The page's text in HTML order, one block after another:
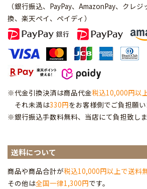
（銀行振込、PayPay、AmazonPay、クレ
換、楽天ペイ、ペイディ ）
※代金引換決済は商品代金税込10,000円以
それ未満は330円をお客様側でご負担願い
※銀行振込手数料無料、当店にて負担致しま
送料について
商品や商品合計が税込10,000円以上で送料
その他は全国一律1,300円です。